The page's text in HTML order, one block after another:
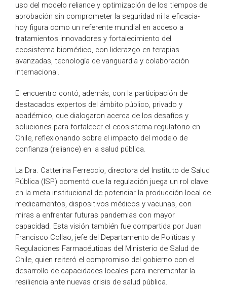
uso del modelo reliance y optimización de los tiempos de
aprobación sin comprometer la seguridad ni la eficacia-
hoy figura como un referente mundial en acceso a
tratamientos innovadores y fortalecimiento del
ecosistema biomédico, con liderazgo en terapias
avanzadas, tecnología de vanguardia y colaboración
internacional.
El encuentro contó, además, con la participación de
destacados expertos del ámbito público, privado y
académico, que dialogaron acerca de los desafíos y
soluciones para fortalecer el ecosistema regulatorio en
Chile, reflexionando sobre el impacto del modelo de
confianza (reliance) en la salud pública.
La Dra. Catterina Ferreccio, directora del Instituto de Salud
Pública (ISP) comentó que la regulación juega un rol clave
en la meta institucional de potenciar la producción local de
medicamentos, dispositivos médicos y vacunas, con
miras a enfrentar futuras pandemias con mayor
capacidad. Esta visión también fue compartida por Juan
Francisco Collao, jefe del Departamento de Políticas y
Regulaciones Farmacéuticas del Ministerio de Salud de
Chile, quien reiteró el compromiso del gobierno con el
desarrollo de capacidades locales para incrementar la
resiliencia ante nuevas crisis de salud pública.